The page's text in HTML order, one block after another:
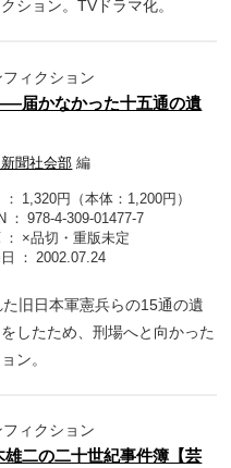
ション。TVドラマ化。
フィクション
届かなかった十五通の遺
聞社会部 編
1,320円（本体：1,200円）
978-4-309-01477-7
×品切・重版未定
2002.07.24
旧日本軍憲兵らの15通の遺
したため、刑場へと向かった
ン。
フィクション
雄二の二十世紀事件簿【芸